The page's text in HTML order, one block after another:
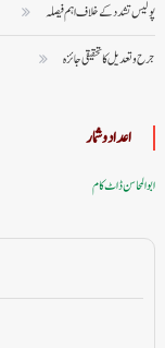
پولیس تشدد کے خلاف اہم فیصلہ
جرح و تعدیل کا تحقیقی جائزہ
اعداد وشمار
ابوالمحاسن ڈاٹ کام